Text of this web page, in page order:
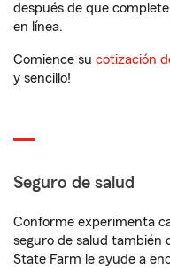
después de que
en línea.
Comience su cotización
y sencillo!
Seguro de salud
Conforme experimenta
seguro de salud también
State Farm le ayude a